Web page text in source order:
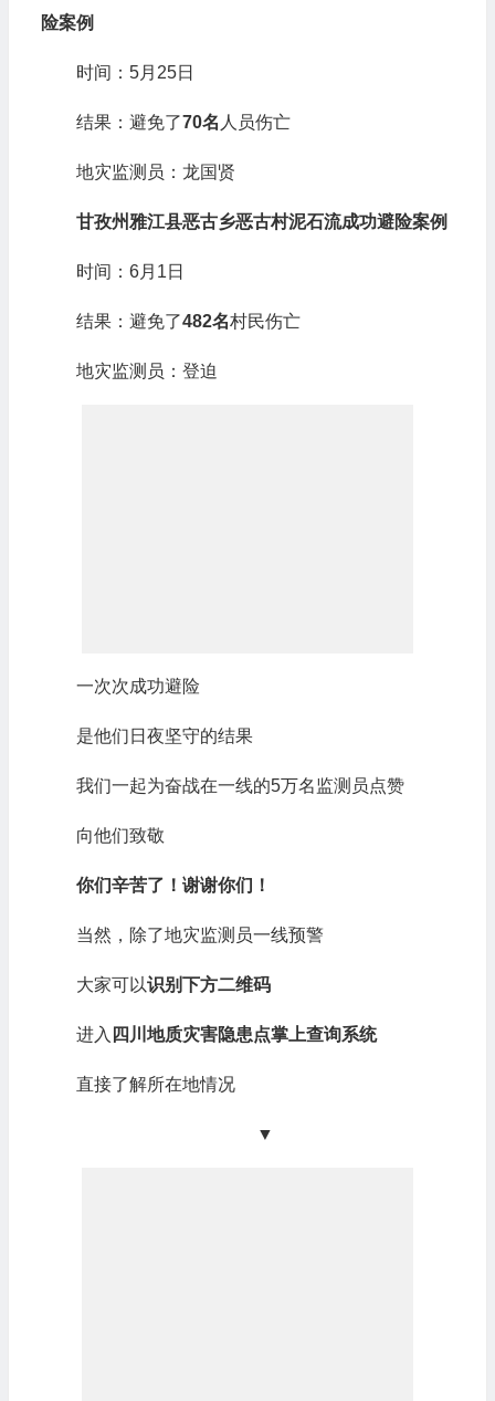
险案例
时间：5月25日
结果：避免了70名 人员伤亡
地灾监测员：龙国贤
甘孜州雅江县恶古乡恶古村泥石流成功避险案例
时间：6月1日
结果：避免了482名村民伤亡
地灾监测员：登迫
一次次成功避险
是他们日夜坚守的结果
我们一起为奋战在一线的5万名监测员点赞
向他们致敬
你们辛苦了！谢谢你们！
当然，除了地灾监测员一线预警
大家可以识别下方二维码
进入 四川地质灾害隐患点掌上查询系统
直接了解所在地情况
▼